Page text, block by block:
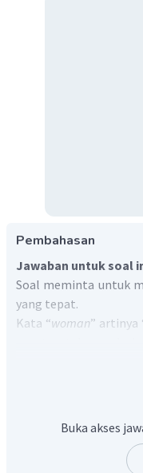
Pembahasan
Jawaban untuk soal
Soal meminta untuk
yang tepat.
Kata “woman” artinya
Jadi, jawaban yang
Buka akses